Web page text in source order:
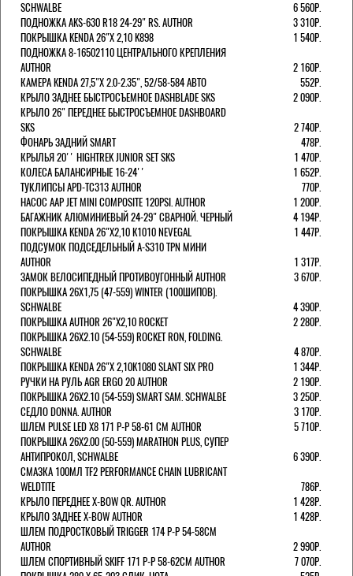
SCHWALBE
6 560Р.
ПОДНОЖКА AKS-630 R18 24-29" RS. AUTHOR
3 310Р.
ПОКРЫШКА KENDA 26"Х 2,10 K898
1 540Р.
ПОДНОЖКА 8-16502110 ЦЕНТРАЛЬНОГО КРЕПЛЕНИЯ
AUTHOR
2 160Р.
КАМЕРА KENDA 27,5"Х 2.0-2.35", 52/58-584 АВТО
552Р.
КРЫЛО ЗАДНЕЕ БЫСТРОСЪЕМНОЕ DASHBLADE SKS
2 090Р.
КРЫЛО 26" ПЕРЕДНЕЕ БЫСТРОСЪЕМНОЕ DASHBOARD
SKS
2 740Р.
ФОНАРЬ ЗАДНИЙ SMART
478Р.
КРЫЛЬЯ 20'' HIGHTREK JUNIOR SET SKS
1 470Р.
КОЛЕСА БАЛАНСИРНЫЕ 16-24''
1 652Р.
ТУКЛИПСЫ APD-TC313 AUTHOR
770Р.
НАСОС AAP JET MINI COMPOSITE 120PSI. AUTHOR
1 200Р.
БАГАЖНИК АЛЮМИНИЕВЫЙ 24-29" СВАРНОЙ. ЧЕРНЫЙ
4 194Р.
ПОКРЫШКА KENDA 26"Х2,10 K1010 NEVEGAL
1 447Р.
ПОДСУМОК ПОДСЕДЕЛЬНЫЙ A-S310 TPN МИНИ
AUTHOR
1 317Р.
ЗАМОК ВЕЛОСИПЕДНЫЙ ПРОТИВОУГОННЫЙ AUTHOR
3 670Р.
ПОКРЫШКА 26X1,75 (47-559) WINTER (100ШИПОВ).
SCHWALBE
4 390Р.
ПОКРЫШКА AUTHOR 26"Х2,10 ROCKET
2 280Р.
ПОКРЫШКА 26X2.10 (54-559) ROCKET RON, FOLDING.
SCHWALBE
4 870Р.
ПОКРЫШКА KENDA 26"Х 2,10K1080 SLANT SIX PRO
1 344Р.
РУЧКИ НА РУЛЬ AGR ERGO 20 AUTHOR
2 190Р.
ПОКРЫШКА 26X2.10 (54-559) SMART SAM. SCHWALBE
3 250Р.
СЕДЛО DONNA. AUTHOR
3 170Р.
ШЛЕМ PULSE LED X8 171 Р-Р 58-61 СМ AUTHOR
5 710Р.
ПОКРЫШКА 26X2.00 (50-559) MARATHON PLUS, СУПЕР
АНТИПРОКОЛ, SCHWALBE
6 390Р.
СМАЗКА 100МЛ TF2 PERFORMANCE CHAIN LUBRICANT
WELDTITE
786Р.
КРЫЛО ПЕРЕДНЕЕ X-BOW QR. AUTHOR
1 428Р.
КРЫЛО ЗАДНЕЕ X-BOW AUTHOR
1 428Р.
ШЛЕМ ПОДРОСТКОВЫЙ TRIGGER 174 Р-Р 54-58СМ
AUTHOR
2 990Р.
ШЛЕМ СПОРТИВНЫЙ SKIFF 171 Р-Р 58-62СМ AUTHOR
7 070Р.